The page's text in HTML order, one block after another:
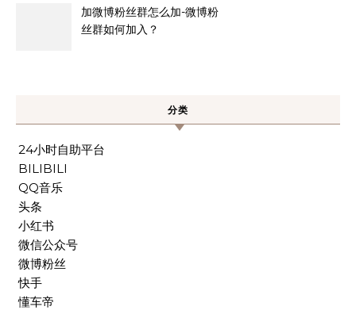
加微博粉丝群怎么加-微博粉
丝群如何加入？
分类
24小时自助平台
BILIBILI
QQ音乐
头条
小红书
微信公众号
微博粉丝
快手
懂车帝